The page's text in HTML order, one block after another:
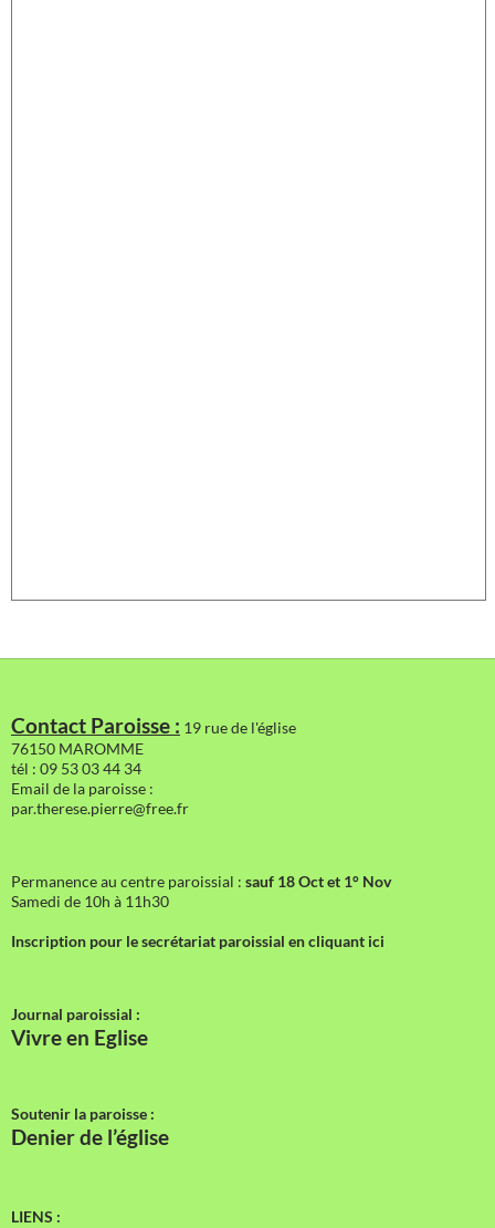
Contact Paroisse : 19 rue de l'église
76150 MAROMME
tél : 09 53 03 44 34
Email de la paroisse :
par.therese.pierre@free.fr
Permanence au centre paroissial : sauf 18 Oct et 1° Nov
Samedi de 10h à 11h30
Inscription pour le secrétariat paroissial en cliquant ici
Journal paroissial :
Vivre en Eglise
Soutenir la paroisse :
Denier de l’église
LIENS :